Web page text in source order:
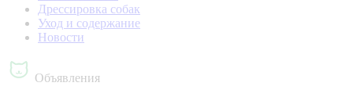
Дрессировка собак
Уход и содержание
Новости
Объявления